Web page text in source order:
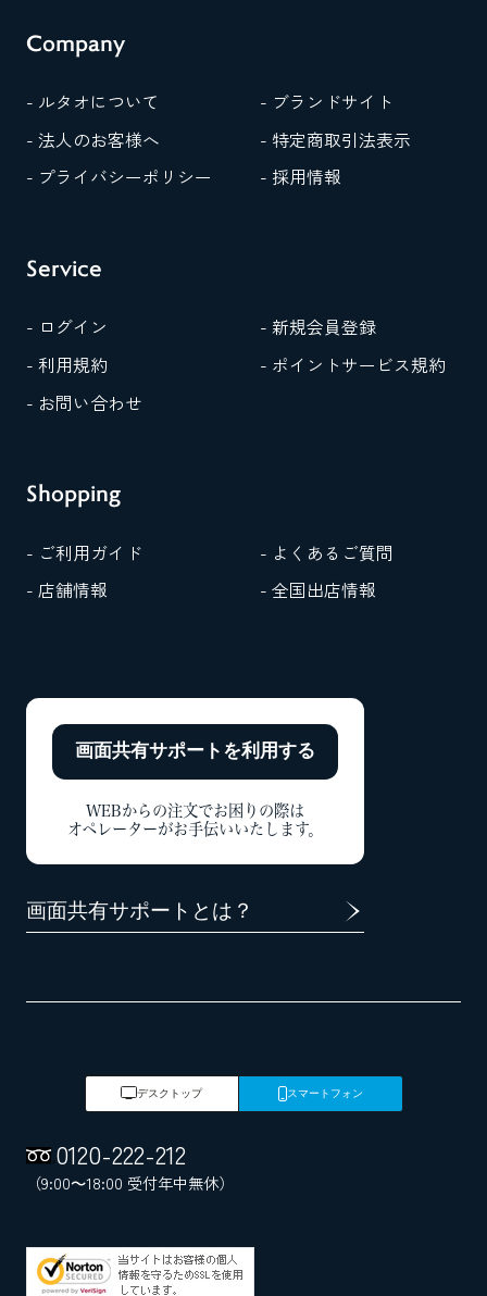
Company
- ルタオについて
- ブランドサイト
- 法人のお客様へ
- 特定商取引法表示
- プライバシーポリシー
- 採用情報
Service
- ログイン
- 新規会員登録
- 利用規約
- ポイントサービス規約
- お問い合わせ
Shopping
- ご利用ガイド
- よくあるご質問
- 店舗情報
- 全国出店情報
画面共有サポートを利用する
WEBからの注文でお困りの際は
オペレーターがお手伝いいたします。
画面共有サポートとは？
デスクトップ スマートフォン
0120-222-212
（9:00～18:00 受付年中無休）